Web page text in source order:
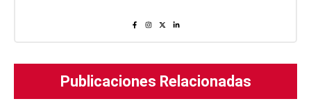
Publicaciones Relacionadas